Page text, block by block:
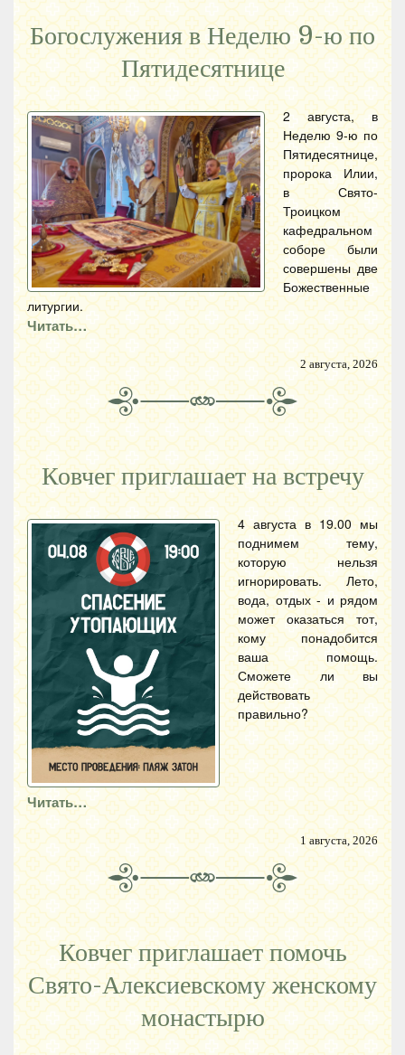
Богослужения в Неделю 9-ю по
Пятидесятнице
2 августа, в
Неделю 9-ю по
Пятидесятнице,
пророка Илии,
в Свято-
Троицком
кафедральном
соборе были
совершены две
Божественные
литургии.
Читать…
2 августа, 2026
Ковчег приглашает на встречу
4 августа в 19.00 мы
поднимем тему,
которую нельзя
игнорировать. Лето,
вода, отдых - и рядом
может оказаться тот,
кому понадобится
ваша помощь.
Сможете ли вы
действовать
правильно?
Читать…
1 августа, 2026
Ковчег приглашает помочь
Свято-Алексиевскому женскому
монастырю